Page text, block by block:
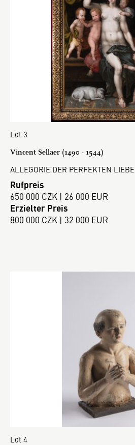
Lot 3
Vincent Sellaer (1490 - 1544)
ALLEGORIE DER PERFEKTEN LIEBE
Rufpreis
650 000 CZK | 26 000 EUR
Erzielter Preis
800 000 CZK | 32 000 EUR
Lot 4